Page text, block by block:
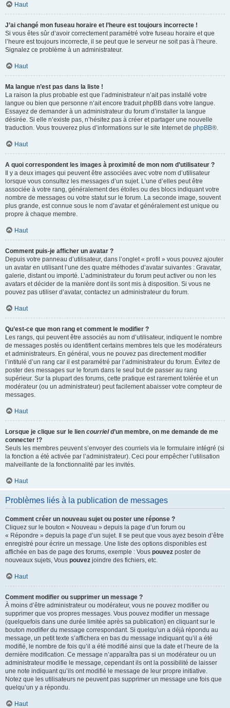
Haut
J’ai changé mon fuseau horaire et l’heure est toujours incorrecte !
Si vous êtes sûr d’avoir correctement paramétré votre fuseau horaire et que
l’heure est toujours incorrecte, il se peut que le serveur ne soit pas à l’heure.
Signalez ce problème à un administrateur.
Haut
Ma langue n’est pas dans la liste !
La raison la plus probable est que l’administrateur n’ait pas installé votre
langue ou bien que personne n’ait encore traduit phpBB dans votre langue.
Essayez de demander à un administrateur du forum d’installer la langue
désirée. Si elle n’existe pas, n’hésitez pas à créer et partager une nouvelle
traduction. Vous trouverez plus d’informations sur le site Internet de phpBB®.
Haut
A quoi correspondent les images à proximité de mon nom d’utilisateur ?
Il y a deux images qui peuvent être associées avec votre nom d’utilisateur
lorsque vous consultez les messages d’un sujet. L’une d’elles peut être
associée à votre rang, généralement des étoiles ou des blocs indiquant votre
nombre de messages ou votre statut sur le forum. La seconde image, souvent
plus grande, est connue sous le nom d’avatar et généralement est unique ou
propre à chaque membre.
Haut
Comment puis-je afficher un avatar ?
Depuis votre panneau d’utilisateur, dans l’onglet « profil » vous pouvez ajouter
un avatar en utilisant l’une des quatre méthodes d’avatar suivantes : Gravatar,
galerie, distant ou importé. L’administrateur du forum peut activer ou non les
avatars et décider de la manière dont ils sont mis à disposition. Si vous ne
pouvez pas utiliser d’avatar, contactez un administrateur du forum.
Haut
Qu’est-ce que mon rang et comment le modifier ?
Les rangs, qui peuvent être associés au nom d’utilisateur, indiquent le nombre
de messages postés ou identifient certains membres tels que les modérateurs
et administrateurs. En général, vous ne pouvez pas directement modifier
l’intitulé d’un rang car il est paramétré par l’administrateur du forum. Évitez de
poster des messages sur le forum dans le seul but de passer au rang
supérieur. Sur la plupart des forums, cette pratique est rarement tolérée et un
modérateur (ou un administrateur) peut facilement abaisser votre compteur de
messages.
Haut
Lorsque je clique sur le lien courrield’un membre, on me demande de me
connecter !?
Seuls les membres peuvent s’envoyer des courriels via le formulaire intégré (si
la fonction a été activée par l’administrateur). Ceci pour empêcher l’utilisation
malveillante de la fonctionnalité par les invités.
Haut
Problèmes liés à la publication de messages
Comment créer un nouveau sujet ou poster une réponse ?
Cliquez sur le bouton « Nouveau » depuis la page d’un forum ou
« Répondre » depuis la page d’un sujet. Il se peut que vous ayez besoin d’être
enregistré pour écrire un message. Une liste des options disponibles est
affichée en bas de page des forums, exemple : Vous pouvez poster de
nouveaux sujets, Vous pouvez joindre des fichiers, etc.
Haut
Comment modifier ou supprimer un message ?
À moins d’être administrateur ou modérateur, vous ne pouvez modifier ou
supprimer que vos propres messages. Vous pouvez modifier un message
(quelquefois dans une durée limitée après sa publication) en cliquant sur le
bouton modifierdu message correspondant. Si quelqu’un a déjà répondu au
message, un petit texte s’affichera en bas du message indiquant qu’il a été
modifié, le nombre de fois qu’il a été modifié ainsi que la date et l’heure de la
dernière modification. Ce message n’apparaîtra pas si un modérateur ou un
administrateur modifie le message, cependant ils ont la possibilité de laisser
une note indiquant qu’ils ont modifié le message de leur propre initiative.
Notez que les utilisateurs ne peuvent pas supprimer un message une fois que
quelqu’un y a répondu.
Haut